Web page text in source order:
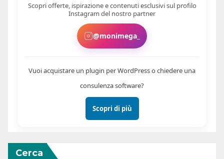
Cerca
Scopri offerte, ispirazione e contenuti esclusivi sul profilo
Instagram del nostro partner
@monimega_
Vuoi acquistare un plugin per WordPress o chiedere una
consulenza software?
Scopri di più